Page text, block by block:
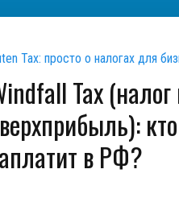
Tax: просто о налогах для
Tax (налог
в РФ?